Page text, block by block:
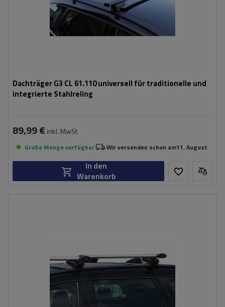
Dachträger G3 CL 61.110 universell für traditionelle und
integrierte Stahlreling
89,99 € inkl. MwSt
Große Menge verfügbar Wir versenden schon am11. August
In den
Warenkorb